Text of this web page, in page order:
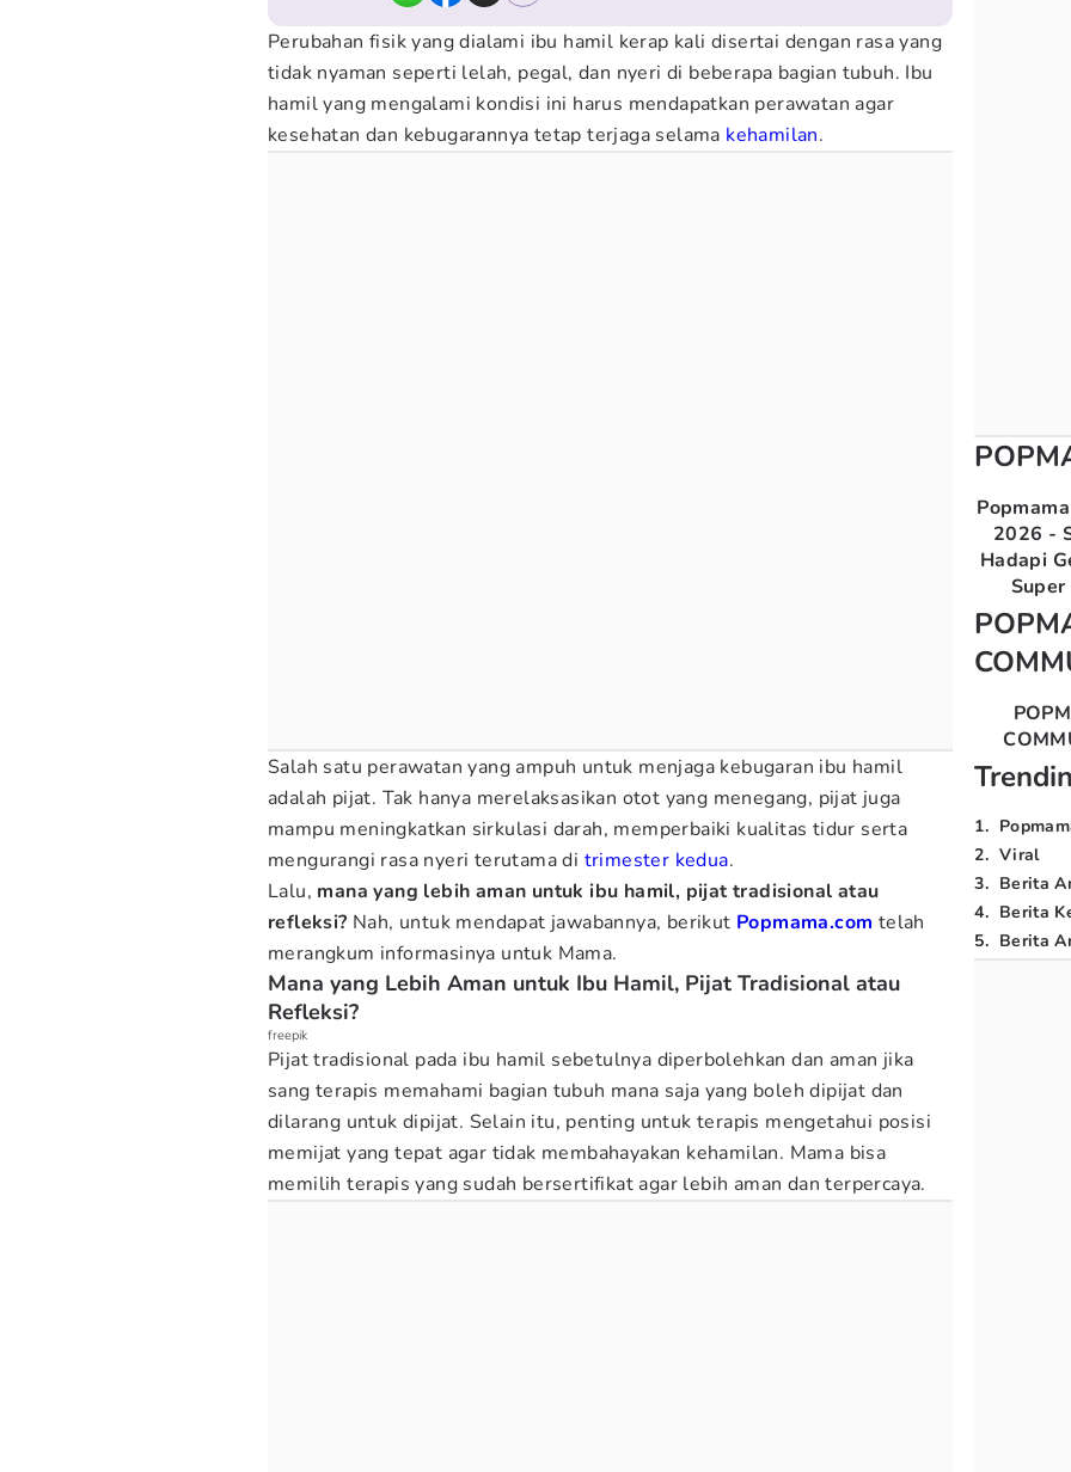
Perubahan fisik yang dialami ibu hamil kerap kali disertai dengan rasa yang
tidak nyaman seperti lelah, pegal, dan nyeri di beberapa bagian tubuh. Ibu
hamil yang mengalami kondisi ini harus mendapatkan perawatan agar
kesehatan dan kebugarannya tetap terjaga selama kehamilan.
Salah satu perawatan yang ampuh untuk menjaga kebugaran ibu hamil
adalah pijat. Tak hanya merelaksasikan otot yang menegang, pijat juga
mampu meningkatkan sirkulasi darah, memperbaiki kualitas tidur serta
mengurangi rasa nyeri terutama di trimester kedua.
Lalu, mana yang lebih aman untuk ibu hamil, pijat tradisional atau
refleksi? Nah, untuk mendapat jawabannya, berikut Popmama.com telah
merangkum informasinya untuk Mama.
Mana yang Lebih Aman untuk Ibu Hamil, Pijat Tradisional atau
Refleksi?
freepik
Pijat tradisional pada ibu hamil sebetulnya diperbolehkan dan aman jika
sang terapis memahami bagian tubuh mana saja yang boleh dipijat dan
dilarang untuk dipijat. Selain itu, penting untuk terapis mengetahui posisi
memijat yang tepat agar tidak membahayakan kehamilan. Mama bisa
memilih terapis yang sudah bersertifikat agar lebih aman dan terpercaya.
2026 -
Hadapi
1.
2. Viral
3. Berita
4. Berita
5. Berita